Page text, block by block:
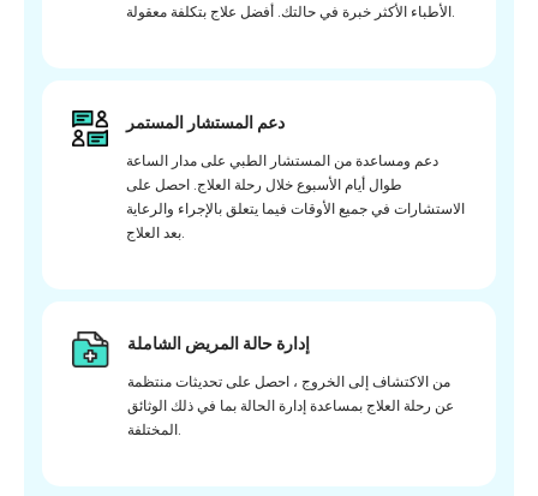
الأطباء الأكثر خبرة في حالتك. أفضل علاج بتكلفة معقولة.
دعم المستشار المستمر
دعم ومساعدة من المستشار الطبي على مدار الساعة
طوال أيام الأسبوع خلال رحلة العلاج. احصل على
الاستشارات في جميع الأوقات فيما يتعلق بالإجراء والرعاية
بعد العلاج.
إدارة حالة المريض الشاملة
من الاكتشاف إلى الخروج ، احصل على تحديثات منتظمة
عن رحلة العلاج بمساعدة إدارة الحالة بما في ذلك الوثائق
المختلفة.